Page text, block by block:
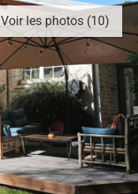
Voir les photos (10)